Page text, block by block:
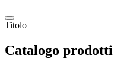
Titolo
Catalogo prodotti